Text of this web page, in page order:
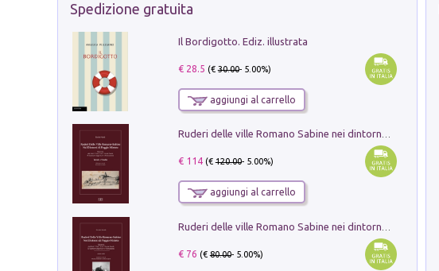
Spedizione gratuita
Il Bordigotto. Ediz. illustrata
€ 28.5 (€30.00- 5.00%)
aggiungi al carrello
Ruderi delle ville Romano Sabine nei dintorni di Poggio Mirteto. Illustrati dal dott.re prof.re cav.re Ercole Nardi regio ispettore degli scavi e monumenti. Anno 1885. Tavole e studio. Con 25 tavole fuori testo in cartella editoriale
€ 114(€120.00- 5.00%)
aggiungi al carrello
€ 76 (€80.00- 5.00%)